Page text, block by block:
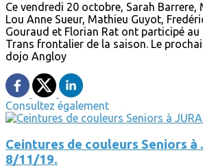
Ce vendredi 20 octobre, Sarah Barrere,
Lou Anne Sueur, Mathieu Guyot,
Gouraud et Florian Rat ont participé
Trans frontalier de la saison. Le
dojo Angloy
Consultez également
Ceintures de couleurs Seniors à
8/11/19.